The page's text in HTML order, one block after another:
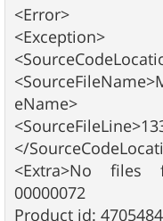
<Error>
<Exception>
eName>
</
<Extra>No
00000072
Product id: